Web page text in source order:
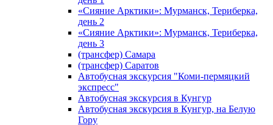
«Сияние Арктики»: Мурманск, Териберка,
день 2
«Сияние Арктики»: Мурманск, Териберка,
день 3
(трансфер) Самара
(трансфер) Саратов
Автобусная экскурсия "Коми-пермяцкий
экспресс"
Автобусная экскурсия в Кунгур
Автобусная экскурсия в Кунгур, на Белую
Гору